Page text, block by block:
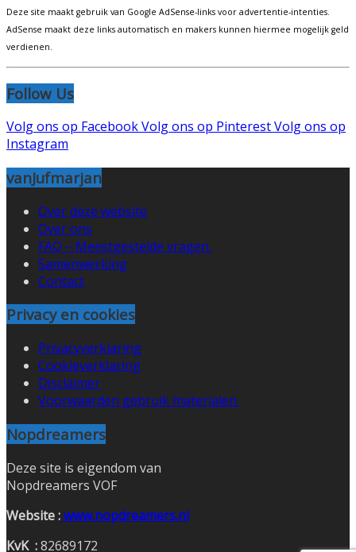
Deze site maakt gebruik van Google AdSense-links voor advertentie-intenties.
AdSense maakt deze links automatisch en makers kunnen hiermee mogelijk geld
verdienen.
Follow Us
Volg ons op FacebookVolg ons op PinterestVolg ons op
Instagram
vanJufmarjan
Over deze website
Over ons
FAQ – Meestgestelde vragen.
Samenwerking
Contact
Privacy en cookies
Privacyverklaring
Cookieverklaring
Disclaimer
Voorwaarden gebruik materialen.
Nopdreamers
Deze site is eigendom van
Nopdreamers VOF
Website :www.nopdreamers.nl
KvK :82689172